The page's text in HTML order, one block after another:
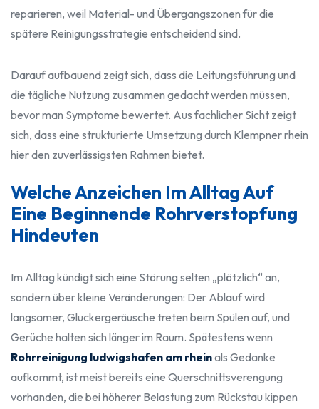
reparieren, weil Material- und Übergangszonen für die
spätere Reinigungsstrategie entscheidend sind.
Darauf aufbauend zeigt sich, dass die Leitungsführung und
die tägliche Nutzung zusammen gedacht werden müssen,
bevor man Symptome bewertet. Aus fachlicher Sicht zeigt
sich, dass eine strukturierte Umsetzung durch Klempner rhein
hier den zuverlässigsten Rahmen bietet.
Welche Anzeichen Im Alltag Auf
Eine Beginnende Rohrverstopfung
Hindeuten
Im Alltag kündigt sich eine Störung selten „plötzlich“ an,
sondern über kleine Veränderungen: Der Ablauf wird
langsamer, Gluckergeräusche treten beim Spülen auf, und
Gerüche halten sich länger im Raum. Spätestens wenn
Rohrreinigung ludwigshafen am rheinals Gedanke
aufkommt, ist meist bereits eine Querschnittsverengung
vorhanden, die bei höherer Belastung zum Rückstau kippen